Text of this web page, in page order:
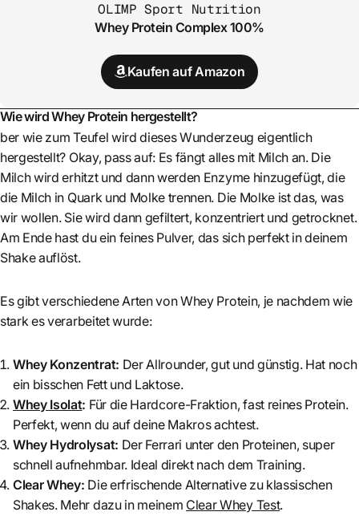
OLIMP Sport Nutrition
Whey Protein Complex 100%
Kaufen auf Amazon
Wie wird Whey Protein hergestellt?
ber wie zum Teufel wird dieses Wunderzeug eigentlich
hergestellt? Okay, pass auf: Es fängt alles mit Milch an. Die
Milch wird erhitzt und dann werden Enzyme hinzugefügt, die
die Milch in Quark und Molke trennen. Die Molke ist das, was
wir wollen. Sie wird dann gefiltert, konzentriert und getrocknet.
Am Ende hast du ein feines Pulver, das sich perfekt in deinem
Shake auflöst.
Es gibt verschiedene Arten von Whey Protein, je nachdem wie
stark es verarbeitet wurde:
Whey Konzentrat: Der Allrounder, gut und günstig. Hat noch
ein bisschen Fett und Laktose.
Whey Isolat: Für die Hardcore-Fraktion, fast reines Protein.
Perfekt, wenn du auf deine Makros achtest.
Whey Hydrolysat: Der Ferrari unter den Proteinen, super
schnell aufnehmbar. Ideal direkt nach dem Training.
Clear Whey: Die erfrischende Alternative zu klassischen
Shakes. Mehr dazu in meinem Clear Whey Test.